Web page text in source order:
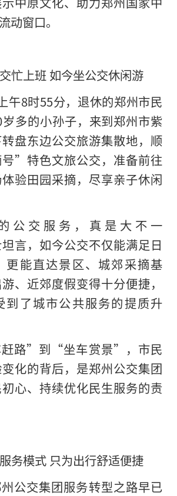
动窗口。
忙上班 如今坐公交休闲游
午8时55分，退休的郑州市民
多的小孙子，来到郑州市紫
盘东边公交旅游集散地，顺
”特色文旅公交，准备前往
验田园采摘，尽享亲子休闲
公交服务，真是大不一
言，如今公交不仅能满足日
更能直达景区、城郊采摘基
、近郊度假变得十分便捷，
到了城市公共服务的提质升
路”到“坐车赏景”，市民
化的背后，是郑州公交集团
心、持续优化民生服务的责
务模式 只为出行舒适便捷
公交集团服务转型之路早已